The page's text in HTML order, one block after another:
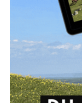
Dans la